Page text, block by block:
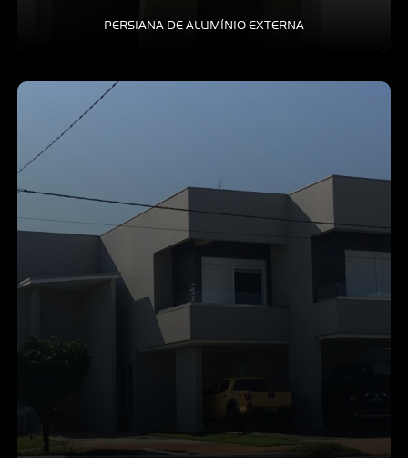
PERSIANA DE ALUMÍNIO EXTERNA